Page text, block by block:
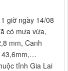
giờ ngày 14/08
có mưa vừa,
mm, Canh
43,6mm,…
tỉnh Gia Lai